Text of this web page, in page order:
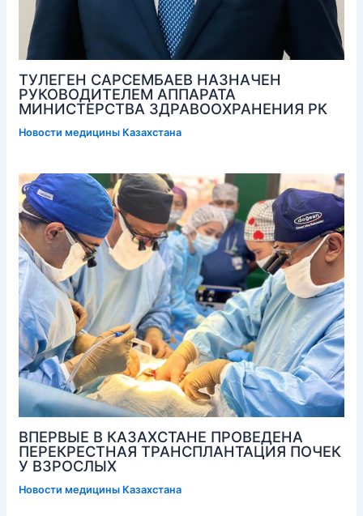
ТУЛЕГЕН САРСЕМБАЕВ НАЗНАЧЕН
РУКОВОДИТЕЛЕМ АППАРАТА
МИНИСТЕРСТВА ЗДРАВООХРАНЕНИЯ РК
Новости медицины Казахстана
ВПЕРВЫЕ В КАЗАХСТАНЕ ПРОВЕДЕНА
ПЕРЕКРЕСТНАЯ ТРАНСПЛАНТАЦИЯ ПОЧЕК
У ВЗРОСЛЫХ
Новости медицины Казахстана